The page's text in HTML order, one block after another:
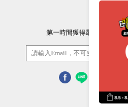
第一時間獲得最新的優惠資